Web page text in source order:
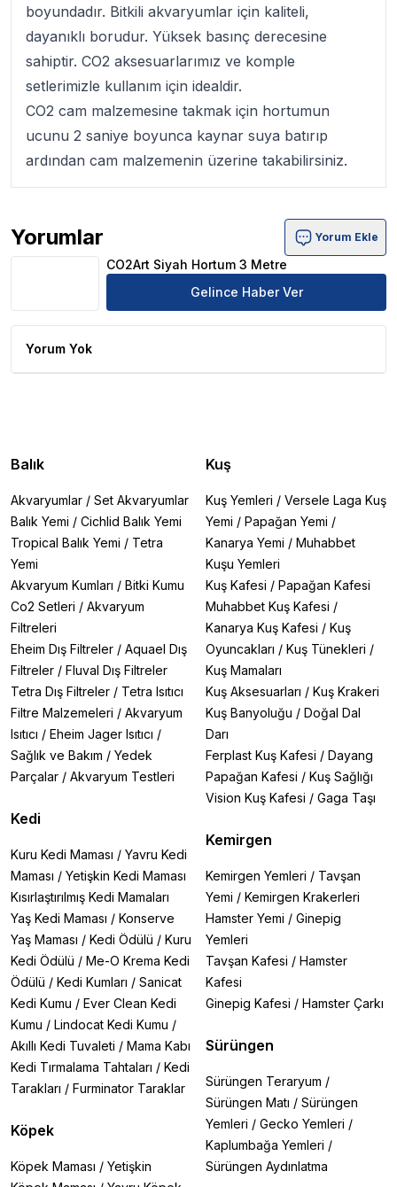
boyundadır. Bitkili akvaryumlar için kaliteli,
dayanıklı borudur. Yüksek basınç derecesine
sahiptir. CO2 aksesuarlarımız ve komple
setlerimizle kullanım için idealdir.
CO2 cam malzemesine takmak için hortumun
ucunu 2 saniye boyunca kaynar suya batırıp
ardından cam malzemenin üzerine takabilirsiniz.
Yorumlar
CO2Art Siyah Hortum 3 Metre Ürün Yorumları
Yorum Ekle
CO2Art Siyah Hortum 3 Metre
Gelince Haber Ver
Yorum Yok
Balık
Akvaryumlar / Set Akvaryumlar
Balık Yemi / Cichlid Balık Yemi
Tropical Balık Yemi / Tetra
Yemi
Akvaryum Kumları / Bitki Kumu
Co2 Setleri / Akvaryum
Filtreleri
Eheim Dış Filtreler / Aquael Dış
Filtreler / Fluval Dış Filtreler
Tetra Dış Filtreler / Tetra Isıtıcı
Filtre Malzemeleri / Akvaryum
Isıtıcı / Eheim Jager Isıtıcı /
Sağlık ve Bakım / Yedek
Parçalar / Akvaryum Testleri
Kedi
Kuru Kedi Maması / Yavru Kedi
Maması / Yetişkin Kedi Maması
Kısırlaştırılmış Kedi Mamaları
Yaş Kedi Maması / Konserve
Yaş Maması / Kedi Ödülü / Kuru
Kedi Ödülü / Me-O Krema Kedi
Ödülü / Kedi Kumları / Sanicat
Kedi Kumu / Ever Clean Kedi
Kumu / Lindocat Kedi Kumu /
Akıllı Kedi Tuvaleti / Mama Kabı
Kedi Tırmalama Tahtaları / Kedi
Tarakları / Furminator Taraklar
Köpek
Köpek Maması / Yetişkin
Kuş
Kuş Yemleri / Versele Laga Kuş
Yemi / Papağan Yemi /
Kanarya Yemi / Muhabbet
Kuşu Yemleri
Kuş Kafesi / Papağan Kafesi
Muhabbet Kuş Kafesi /
Kanarya Kuş Kafesi / Kuş
Oyuncakları / Kuş Tünekleri /
Kuş Mamaları
Kuş Aksesuarları / Kuş Krakeri
Kuş Banyoluğu / Doğal Dal
Darı
Ferplast Kuş Kafesi / Dayang
Papağan Kafesi / Kuş Sağlığı
Vision Kuş Kafesi / Gaga Taşı
Kemirgen
Kemirgen Yemleri / Tavşan
Yemi / Kemirgen Krakerleri
Hamster Yemi / Ginepig
Yemleri
Tavşan Kafesi / Hamster
Kafesi
Ginepig Kafesi / Hamster Çarkı
Sürüngen
Sürüngen Teraryum /
Sürüngen Matı / Sürüngen
Yemleri / Gecko Yemleri /
Kaplumbağa Yemleri /
Sürüngen Aydınlatma